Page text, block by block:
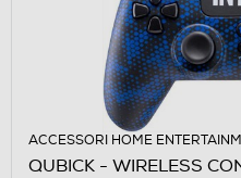
ACCESSORI HOME
QUBICK - WIRELESS